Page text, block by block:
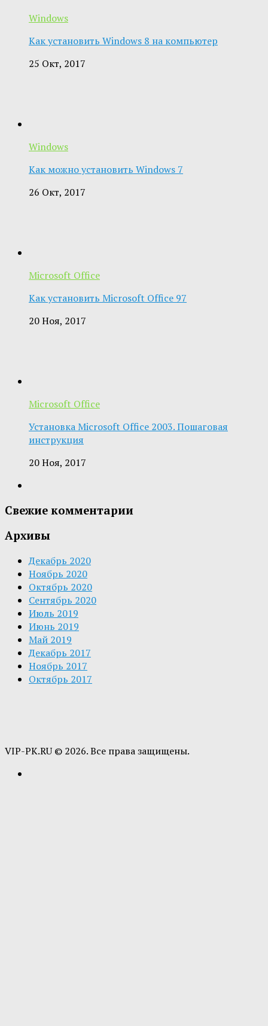
Windows
Как установить Windows 8 на компьютер
25 Окт, 2017
Windows
Как можно установить Windows 7
26 Окт, 2017
Microsoft Office
Как установить Microsoft Office 97
20 Ноя, 2017
Microsoft Office
Установка Microsoft Office 2003. Пошаговая
инструкция
20 Ноя, 2017
Свежие комментарии
Архивы
Декабрь 2020
Ноябрь 2020
Октябрь 2020
Сентябрь 2020
Июль 2019
Июнь 2019
Май 2019
Декабрь 2017
Ноябрь 2017
Октябрь 2017
VIP-PK.RU © 2026. Все права защищены.